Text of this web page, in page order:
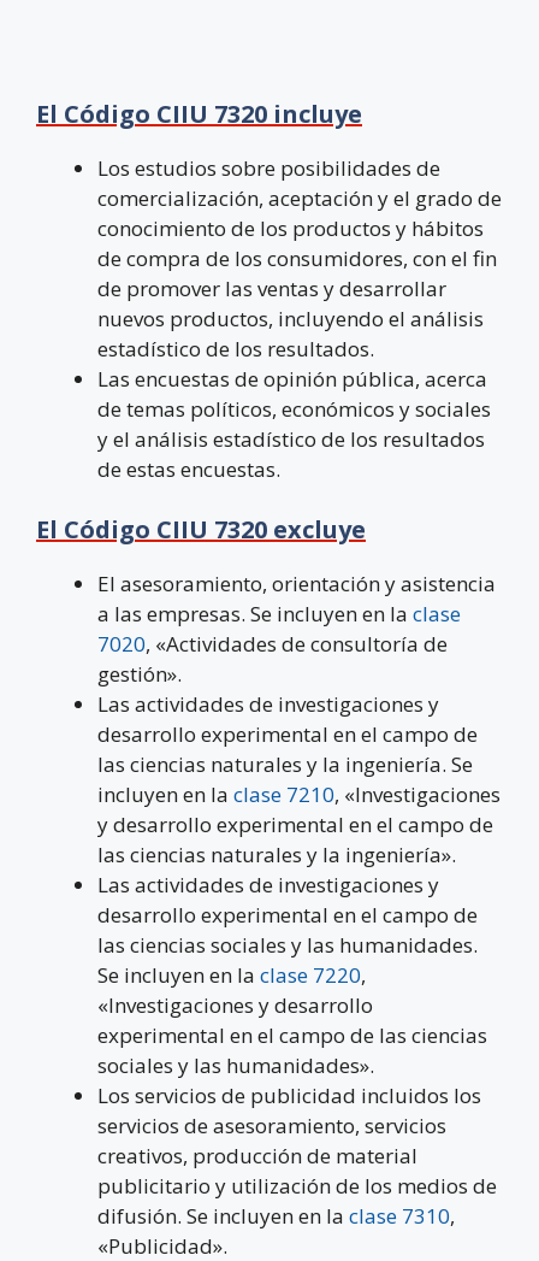
El Código CIIU 7320 incluye
Los estudios sobre posibilidades de
comercialización, aceptación y el grado de
conocimiento de los productos y hábitos
de compra de los consumidores, con el fin
de promover las ventas y desarrollar
nuevos productos, incluyendo el análisis
estadístico de los resultados.
Las encuestas de opinión pública, acerca
de temas políticos, económicos y sociales
y el análisis estadístico de los resultados
de estas encuestas.
El Código CIIU 7320 excluye
El asesoramiento, orientación y asistencia
a las empresas. Se incluyen en la clase
7020, «Actividades de consultoría de
gestión».
Las actividades de investigaciones y
desarrollo experimental en el campo de
las ciencias naturales y la ingeniería. Se
incluyen en la clase 7210, «Investigaciones
y desarrollo experimental en el campo de
las ciencias naturales y la ingeniería».
Las actividades de investigaciones y
desarrollo experimental en el campo de
las ciencias sociales y las humanidades.
Se incluyen en la clase 7220,
«Investigaciones y desarrollo
experimental en el campo de las ciencias
sociales y las humanidades».
Los servicios de publicidad incluidos los
servicios de asesoramiento, servicios
creativos, producción de material
publicitario y utilización de los medios de
difusión. Se incluyen en la clase 7310,
«Publicidad».